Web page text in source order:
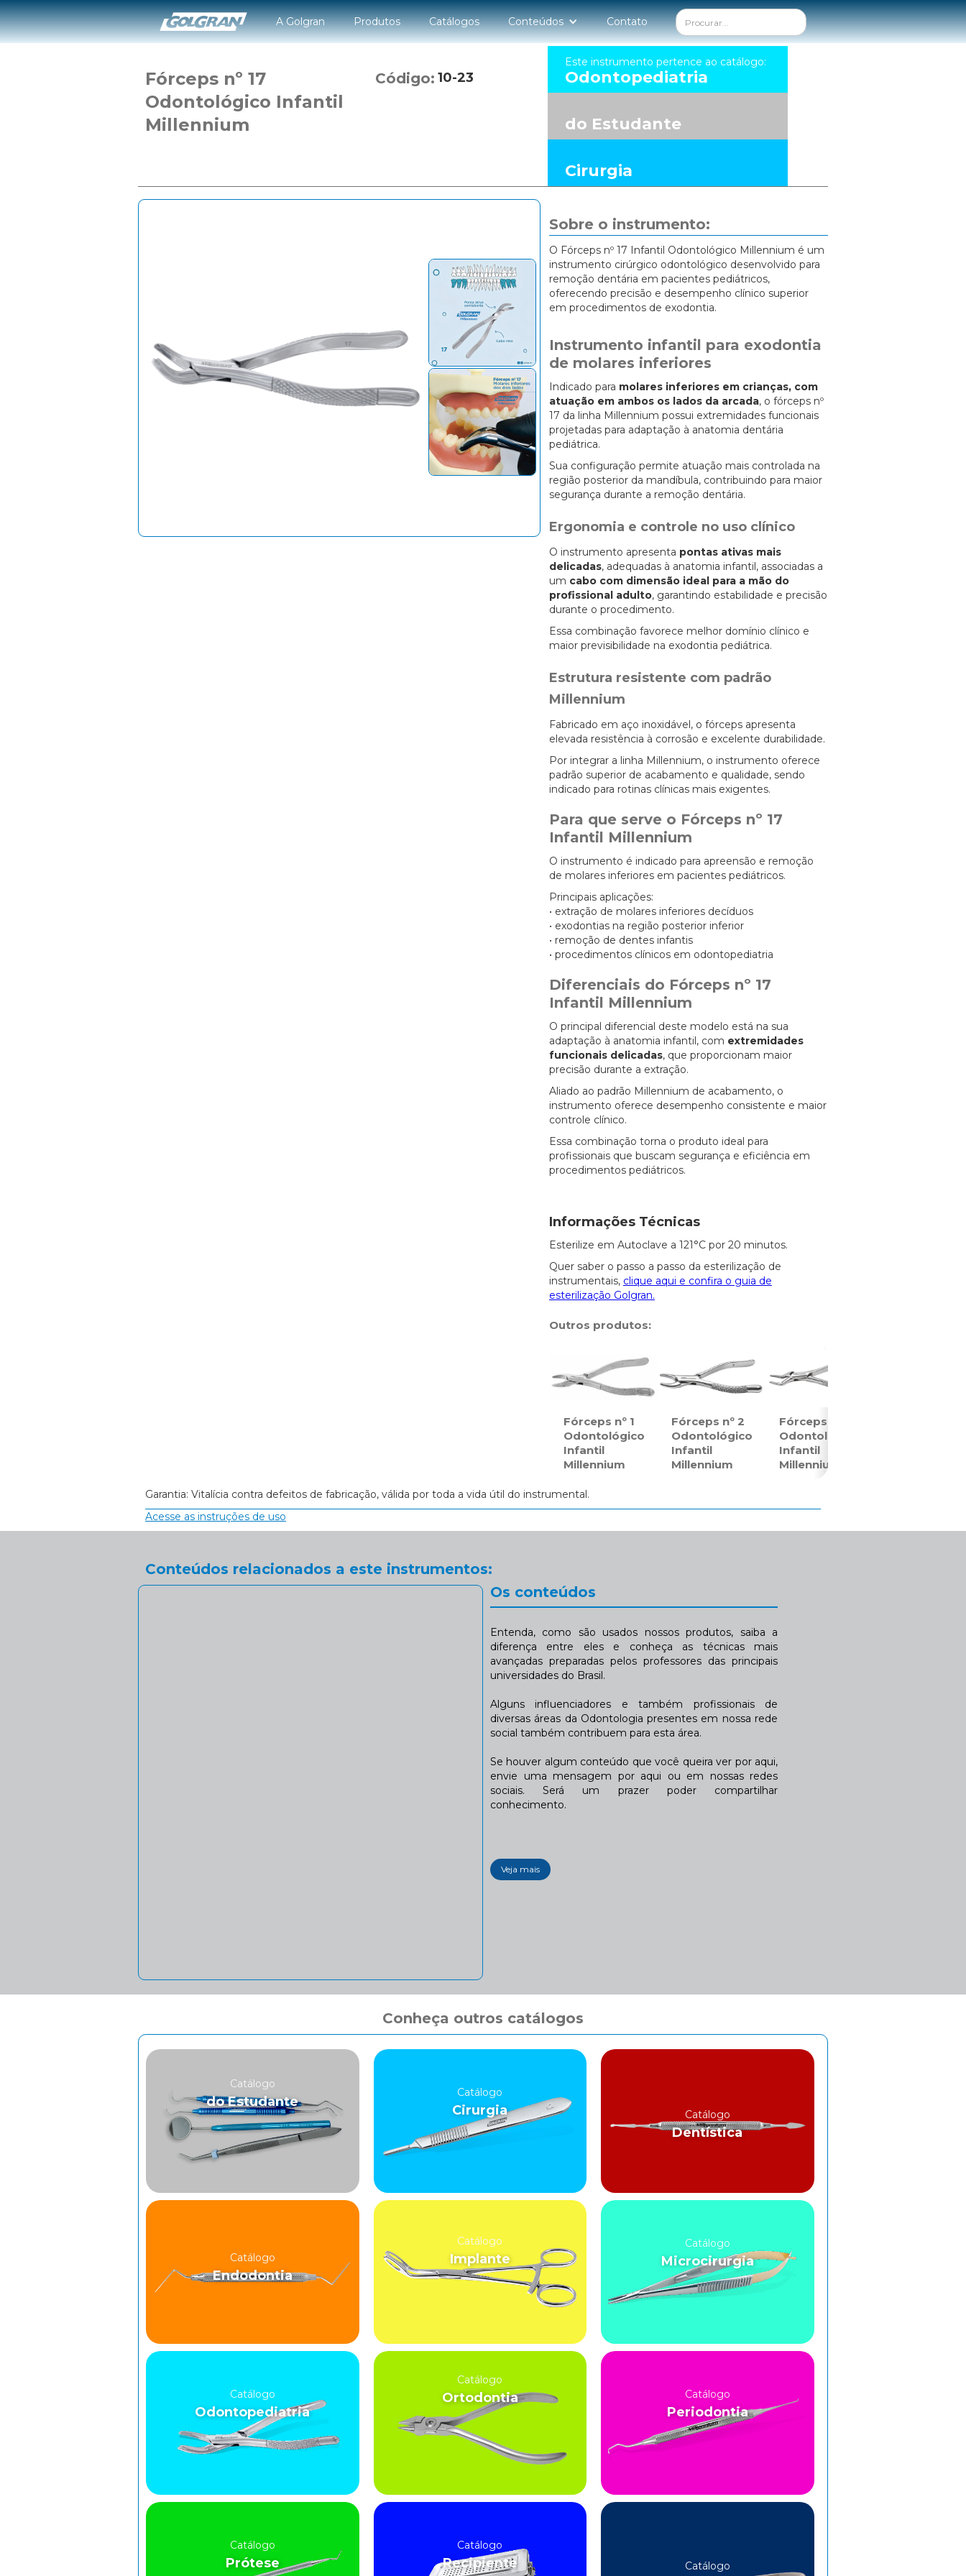
A Golgran Produtos Catálogos Conteúdos Contato
Fórceps nº 17
Odontológico Infantil
Millennium
Código: 10-23
Este instrumento pertence ao catálogo:
Odontopediatria
do Estudante
Cirurgia
Sobre o instrumento:
O Fórceps nº 17 Infantil Odontológico Millennium é um
instrumento cirúrgico odontológico desenvolvido para
remoção dentária em pacientes pediátricos,
oferecendo precisão e desempenho clínico superior
em procedimentos de exodontia.
Instrumento infantil para exodontia
de molares inferiores
Indicado para molares inferiores em crianças, com
atuação em ambos os lados da arcada, o fórceps nº
17 da linha Millennium possui extremidades funcionais
projetadas para adaptação à anatomia dentária
pediátrica.
Sua configuração permite atuação mais controlada na
região posterior da mandíbula, contribuindo para maior
segurança durante a remoção dentária.
Ergonomia e controle no uso clínico
O instrumento apresenta pontas ativas mais
delicadas, adequadas à anatomia infantil, associadas a
um cabo com dimensão ideal para a mão do
profissional adulto, garantindo estabilidade e precisão
durante o procedimento.
Essa combinação favorece melhor domínio clínico e
maior previsibilidade na exodontia pediátrica.
Estrutura resistente com padrão
Millennium
Fabricado em aço inoxidável, o fórceps apresenta
elevada resistência à corrosão e excelente durabilidade.
Por integrar a linha Millennium, o instrumento oferece
padrão superior de acabamento e qualidade, sendo
indicado para rotinas clínicas mais exigentes.
Para que serve o Fórceps nº 17
Infantil Millennium
O instrumento é indicado para apreensão e remoção
de molares inferiores em pacientes pediátricos.
Principais aplicações:
• extração de molares inferiores decíduos
• exodontias na região posterior inferior
• remoção de dentes infantis
• procedimentos clínicos em odontopediatria
Diferenciais do Fórceps nº 17
Infantil Millennium
O principal diferencial deste modelo está na sua
adaptação à anatomia infantil, com extremidades
funcionais delicadas, que proporcionam maior
precisão durante a extração.
Aliado ao padrão Millennium de acabamento, o
instrumento oferece desempenho consistente e maior
controle clínico.
Essa combinação torna o produto ideal para
profissionais que buscam segurança e eficiência em
procedimentos pediátricos.
Informações Técnicas
Esterilize em Autoclave a 121°C por 20 minutos.
Quer saber o passo a passo da esterilização de
instrumentais, clique aqui e confira o guia de
esterilização Golgran.
Outros produtos:
Fórceps nº 1
Odontológico
Infantil
Millennium
Fórceps nº 2
Odontológico
Infantil
Millennium
Fórceps nº 3
Odontológico
Infantil
Millennium
Garantia: Vitalícia contra defeitos de fabricação, válida por toda a vida útil do instrumental.
Acesse as instruções de uso
Conteúdos relacionados a este instrumentos:
Os conteúdos
Entenda, como são usados nossos produtos, saiba a
diferença entre eles e conheça as técnicas mais
avançadas preparadas pelos professores das principais
universidades do Brasil.
Alguns influenciadores e também profissionais de
diversas áreas da Odontologia presentes em nossa rede
social também contribuem para esta área.
Se houver algum conteúdo que você queira ver por aqui,
envie uma mensagem por aqui ou em nossas redes
sociais. Será um prazer poder compartilhar
conhecimento.
Veja mais
Conheça outros catálogos
Catálogo
do Estudante
Catálogo
Cirurgia Catálogo
Dentística
Catálogo
Endodontia
Catálogo
Implante
Catálogo
Microcirurgia
Catálogo
Odontopediatria
Catálogo
Ortodontia Catálogo
Periodontia
Catálogo
Prótese
Catálogo
Recipiente Catálogo